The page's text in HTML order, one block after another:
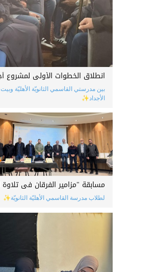
بين مدرستي القاسمي الثانويّة الأهليّة وبيت
الأجداد✨
لطلاب مدرسة القاسمي الأهليّة الثانويّة✨